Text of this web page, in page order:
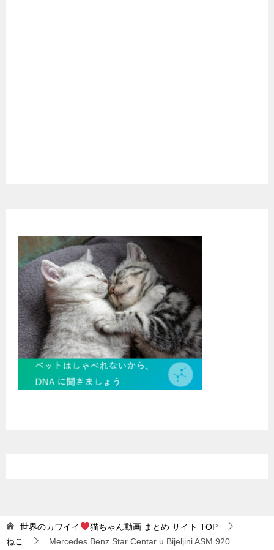
世界のカワイイ 猫ちゃん動画 まとめ サイト TOP
ねこ
Mercedes Benz Star Centar u Bijeljini ASM 920